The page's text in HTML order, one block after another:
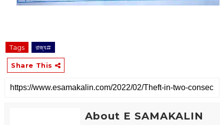
Tags রাজ্য#
Share This
About E SAMAKALIN